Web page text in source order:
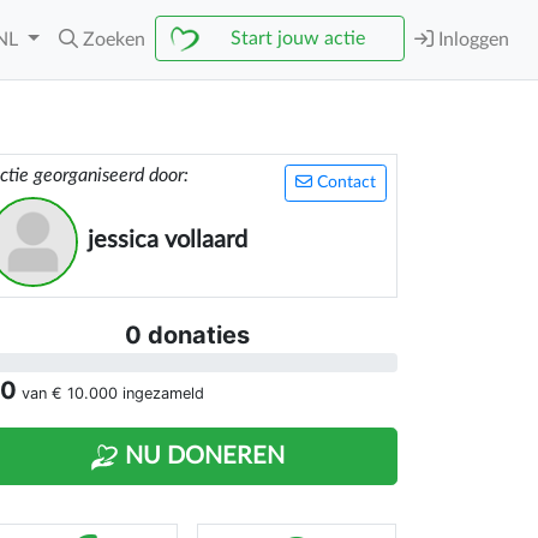
Zoeken Start jouw actie Inloggen
Contact
georganiseerd door:
jessica vollaard
0 donaties
van € 10.000 ingezameld
NU DONEREN